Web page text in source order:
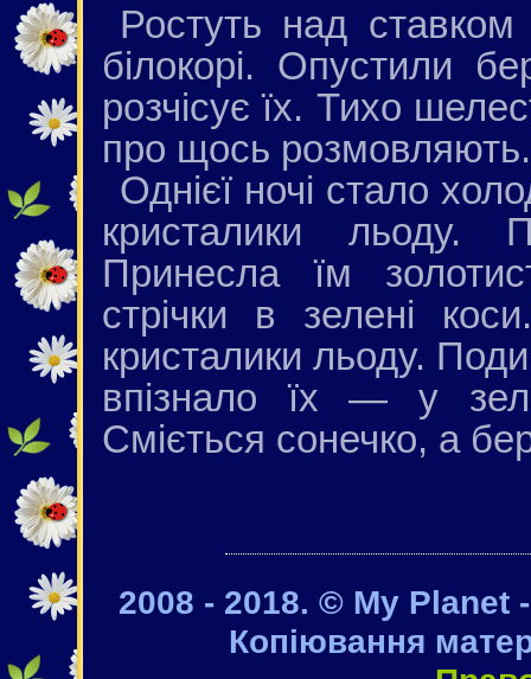
Ростуть над ставком
білокорі. Опустили
розчісує їх. Тихо
про щось розмовляють.
Однієї ночі стало
кристалики льоду.
Принесла їм
стрічки в зелені
кристалики льоду.
впізнало їх — у
Сміється сонечко, а
2008 - 2018. © My Planet
Копіювання